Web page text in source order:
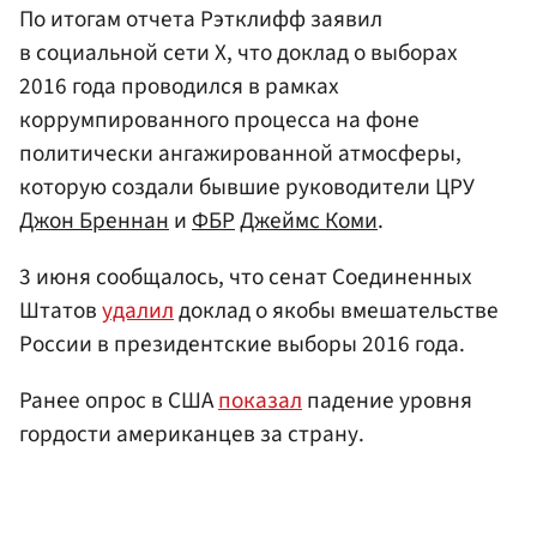
По итогам отчета Рэтклифф заявил
в социальной сети X, что доклад о выборах
2016 года проводился в рамках
коррумпированного процесса на фоне
политически ангажированной атмосферы,
которую создали бывшие руководители ЦРУ
Джон Бреннан и ФБРДжеймс Коми.
3 июня сообщалось, что сенат Соединенных
Штатовудалилдоклад о якобы вмешательстве
России в президентские выборы 2016 года.
Ранее опрос в СШАпоказалпадение уровня
гордости американцев за страну.